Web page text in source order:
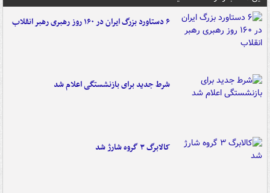
۶ دستاورد بزرگ ایران در ۱۶۰ روز رهبری رهبر انقلاب
شرط جدید برای بازنشستگی اعلام شد
کالابرگ ۳ گروه شارژ شد